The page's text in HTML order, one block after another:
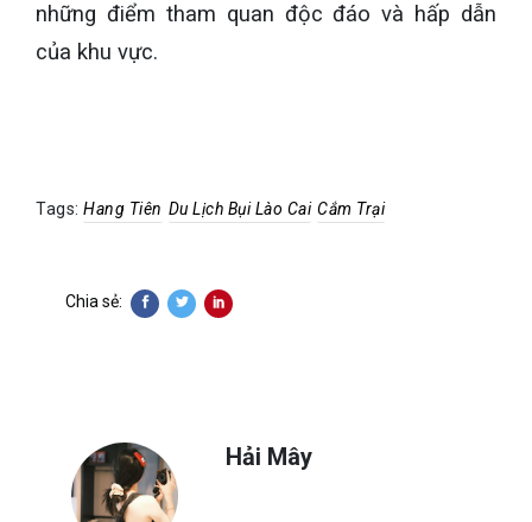
những điểm tham quan độc đáo và hấp dẫn
của khu vực.
Tags: Hang Tiên Du Lịch Bụi Lào Cai Cắm Trại
Chia sẻ:
Hải Mây